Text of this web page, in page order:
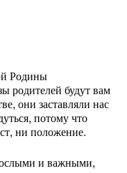
Родины
родителей будут вам
они заставляли нас
потому что
ни положение.
и важными,